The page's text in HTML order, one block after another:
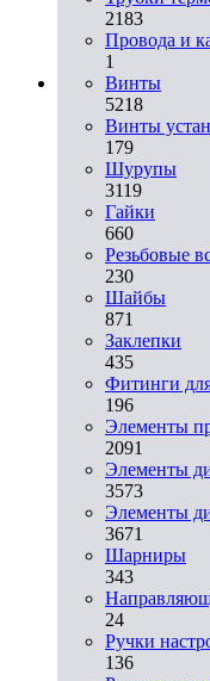
2183
Провода и
1
Винты
5218
Винты
179
Шурупы
3119
Гайки
660
Резьбовые
230
Шайбы
871
Заклепки
435
Фитинги
196
Элементы
2091
Элементы
3573
Элементы
3671
Шарниры
343
24
Ручки
136